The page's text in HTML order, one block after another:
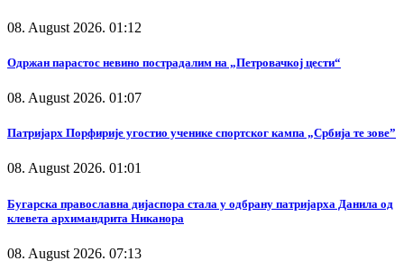
08. August 2026. 01:12
Одржан парастос невино пострадалим на „Петровачкој цести“
08. August 2026. 01:07
Патријарх Порфирије угостио ученике спортског кампа „Србија те зове”
08. August 2026. 01:01
Бугарска православна дијаспора стала у одбрану патријарха Данила од
клевета архимандрита Никанора
08. August 2026. 07:13